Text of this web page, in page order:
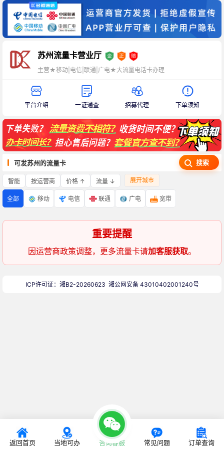
苏州流量卡营业厅
主营★移动|电信|联通|广电★大流量电话卡办理
平台介绍 一证通查 招募代理 下单须知
可发苏州的流量卡 搜索
智能 按运营商 价格 ↑ 流量 ↓ 展开城市
全部 移动 电信 联通 广电 宽带
重要提醒
因运营商政策调整，更多流量卡请加客服获取。
返回首页 当地可办 咨询客服 常见问题 订单查询
ICP许可证：湘B2-20260623 湘公网安备 43010402001240号